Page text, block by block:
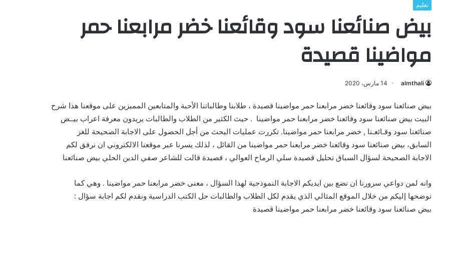
تعليم
بيض صنائعنا سود وقائعنا خضر مرابعنا حمر
مواضينا قصيدة
almthali 14 مارس، 2020
بيض صنائعنا سود وقائعنا خضر مرابعنا حمر مواضينا قصيدة ، طلابنا وطالباتنا الأحبة والمتابعين المميزين على موقعنا هذا شرح
البيت بيض صنائعنا سود وقائعنا خضر مرابعنا حمر مواضينا . حيث الكثير من الطلاب والطالبات يريدون معرفة اعراب بيــض
صنائعنا سود وقـائعـنا , خضر مرابعنا حمر مواضينا. تكررت عمليات البحث من أجل الحصول على الاجابة الصحيحة للغز
السابق، بيض صنائعنا سود وقائعنا خضر مرابعنا حمر مواضينا من القائل ، لذلك يسرنا عبر موقعنا الالكتروني ان نرفق لكم
الاجابة الصحيحة لسؤال السباق تحليل قصيدة سلي الرماح العوالي ، قصيدة قالت للشاعر صفي الدين الحلي بيض صنائعنا
وانه لمن دواعي سرورنا ان نضع بين ايديكم الاجابة النموذجية لهذا السؤال ، معنى خضر مرابعنا حمر مواضينا . وهي كما
نوضحها إليكم من خلال الموقع المثالي الذي يقدم لكل الطلاب والطالبات حل الكتب الدراسية ونقدم لكم اجابة سؤال :
بيض صنائعنا سود وقائعنا خضر مرابعنا حمر مواضينا قصيدة